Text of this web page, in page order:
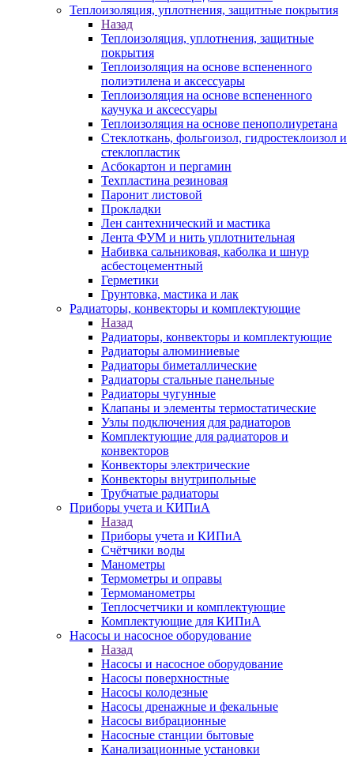
Теплоизоляция, уплотнения, защитные покрытия
Назад
Теплоизоляция, уплотнения, защитные
покрытия
Теплоизоляция на основе вспененного
полиэтилена и аксессуары
Теплоизоляция на основе вспененного
каучука и аксессуары
Теплоизоляция на основе пенополиуретана
Стеклоткань, фольгоизол, гидростеклоизол и
стеклопластик
Асбокартон и пергамин
Техпластина резиновая
Паронит листовой
Прокладки
Лен сантехнический и мастика
Лента ФУМ и нить уплотнительная
Набивка сальниковая, каболка и шнур
асбестоцементный
Герметики
Грунтовка, мастика и лак
Радиаторы, конвекторы и комплектующие
Назад
Радиаторы, конвекторы и комплектующие
Радиаторы алюминиевые
Радиаторы биметаллические
Радиаторы стальные панельные
Радиаторы чугунные
Клапаны и элементы термостатические
Узлы подключения для радиаторов
Комплектующие для радиаторов и
конвекторов
Конвекторы электрические
Конвекторы внутрипольные
Трубчатые радиаторы
Приборы учета и КИПиА
Назад
Приборы учета и КИПиА
Счётчики воды
Манометры
Термометры и оправы
Термоманометры
Теплосчетчики и комплектующие
Комплектующие для КИПиА
Насосы и насосное оборудование
Назад
Насосы и насосное оборудование
Насосы поверхностные
Насосы колодезные
Насосы дренажные и фекальные
Насосы вибрационные
Насосные станции бытовые
Канализационные установки